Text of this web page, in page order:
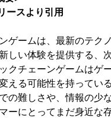
ースより引用
ゲームは、最新のテク
しい体験を提供する、
クチェーンゲームはゲ
える可能性を持ってい
の難しさや、情報の少な
ーにとってまだ身近な